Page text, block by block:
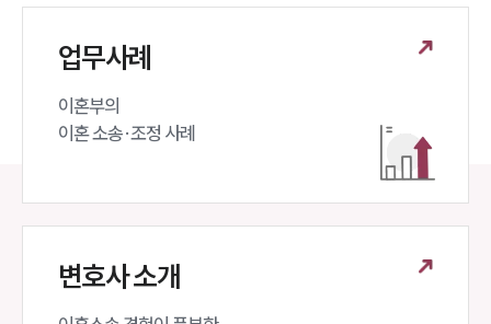
업무사례
이혼부의
이혼 소송·조정 사례
변호사 소개